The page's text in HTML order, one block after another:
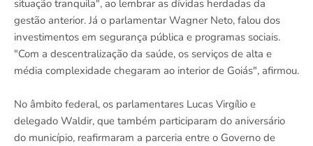
situação tranquila", ao lembrar as dívidas herdadas da
gestão anterior. Já o parlamentar Wagner Neto, falou dos
investimentos em segurança pública e programas sociais.
"Com a descentralização da saúde, os serviços de alta e
média complexidade chegaram ao interior de Goiás", afirmou.
No âmbito federal, os parlamentares Lucas Virgílio e
delegado Waldir, que também participaram do aniversário
do município, reafirmaram a parceria entre o Governo de